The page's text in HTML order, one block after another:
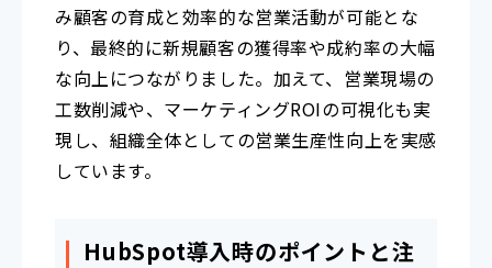
み顧客の育成と効率的な営業活動が可能とな
り、最終的に新規顧客の獲得率や成約率の大幅
な向上につながりました。加えて、営業現場の
工数削減や、マーケティングROIの可視化も実
現し、組織全体としての営業生産性向上を実感
しています。
HubSpot導入時のポイントと注